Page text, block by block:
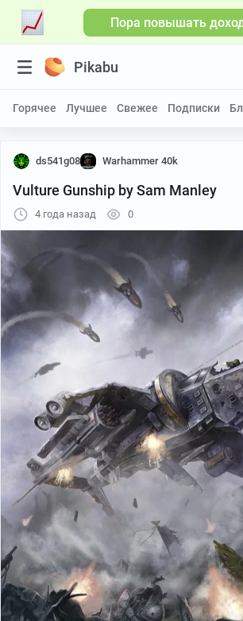
Пора повышать
Pikabu
Горячее Лучшее Свежее Подписки
ds541g08 Warhammer 40k
Vulture Gunship by Sam Manley
4 года назад 0